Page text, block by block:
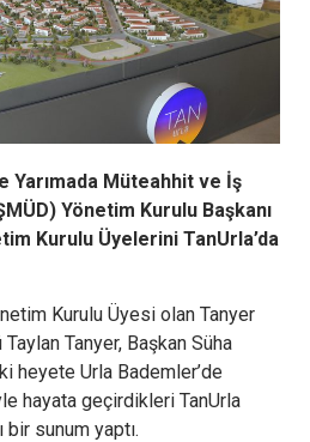
Yarımada Müteahhit ve İş
Yönetim Kurulu Başkanı
Kurulu Üyelerini TanUrla’da
Kurulu Üyesi olan Tanyer
Tanyer, Başkan Süha
heyete Urla Bademler’de
hayata geçirdikleri TanUrla
bir sunum yaptı.